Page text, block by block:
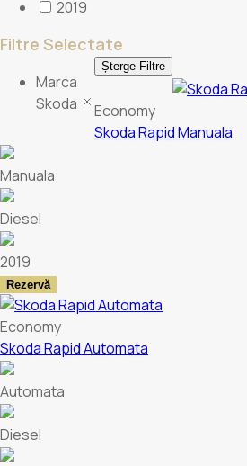
2019
Filtre Selectate
Marca
Skoda
Șterge Filtre
Economy
Skoda Rapid Manuala
Manuala
Diesel
2019
Rezervă
Economy
Skoda Rapid Automata
Automata
Diesel